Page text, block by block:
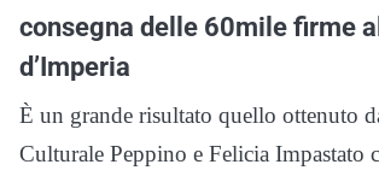
consegna delle 60mile firme
d’Imperia
È un grande risultato quello ottenuto
Culturale Peppino e Felicia Impastato